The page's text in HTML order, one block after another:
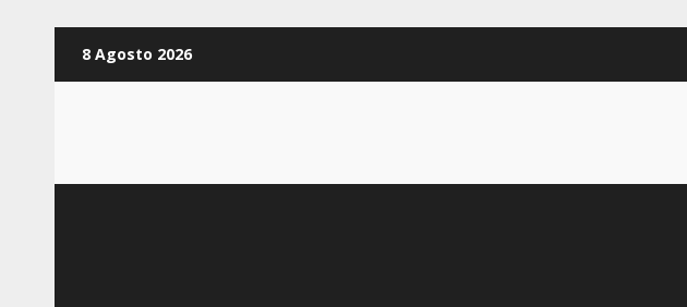
Inhalt8 Agosto 2026